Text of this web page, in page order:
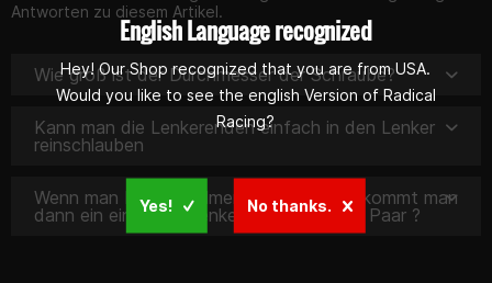
Antworten zu diesem Artikel.
Wie groß ist der Durchmesser der Schraube?
Kann man die Lenkerenden einfach in den Lenker
reinschlauben
Wenn man bei Bestellmenge 1 eingibt bekommt man
dann ein einzelnes Lenkergewicht oder 1 Paar ?
English Language recognized
Hey! Our Shop recognized that you are from USA.
Would you like to see the english Version of Radical
Racing?
Yes! No thanks.